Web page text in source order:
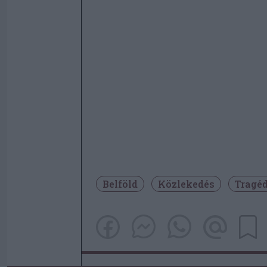
Belföld Közlekedés